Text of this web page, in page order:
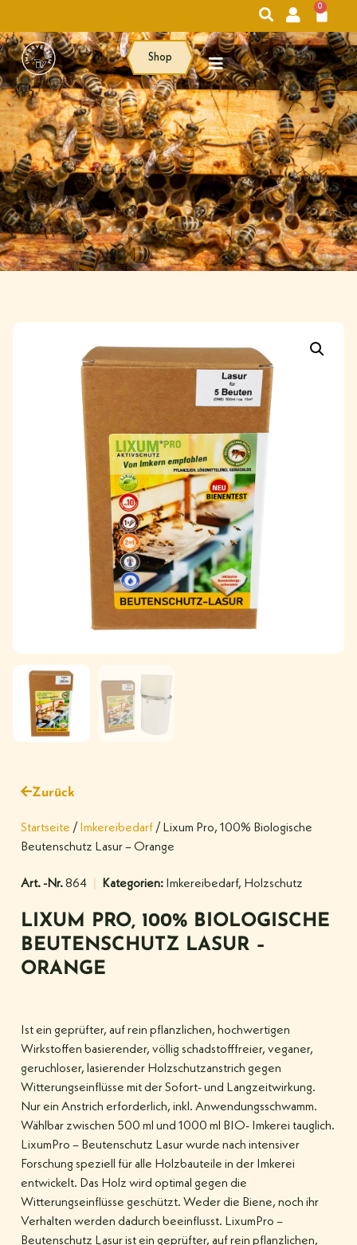
0
Shop
Zurück
Startseite / Imkereibedarf / Lixum Pro, 100% Biologische
Beutenschutz Lasur – Orange
Art. -Nr.864 Kategorien: Imkereibedarf, Holzschutz
LIXUM PRO, 100% BIOLOGISCHE
BEUTENSCHUTZ LASUR –
ORANGE
Ist ein geprüfter, auf rein pflanzlichen, hochwertigen
Wirkstoffen basierender, völlig schadstofffreier, veganer,
geruchloser, lasierender Holzschutzanstrich gegen
Witterungseinflüsse mit der Sofort- und Langzeitwirkung.
Nur ein Anstrich erforderlich, inkl. Anwendungsschwamm.
Wählbar zwischen 500 ml und 1000 ml BIO- Imkerei tauglich.
LixumPro – Beutenschutz Lasur wurde nach intensiver
Forschung speziell für alle Holzbauteile in der Imkerei
entwickelt. Das Holz wird optimal gegen die
Witterungseinflüsse geschützt. Weder die Biene, noch ihr
Verhalten werden dadurch beeinflusst. LixumPro –
Beutenschutz Lasur ist ein geprüfter, auf rein pflanzlichen,